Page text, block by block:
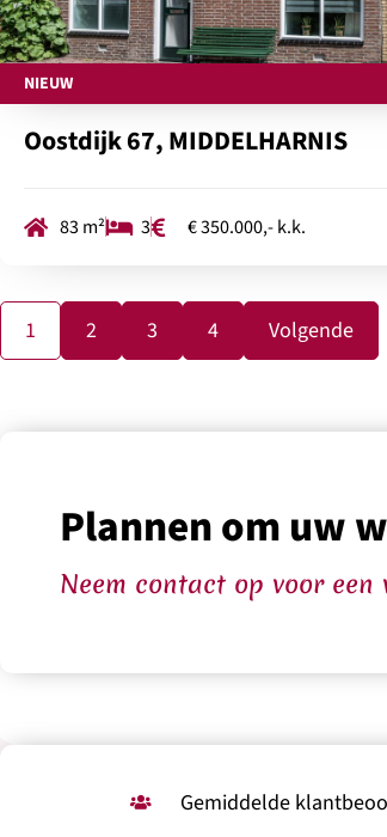
NIEUW
Oostdijk 67, MIDDELHARNIS
83 m² 3 € 350.000,- k.k.
1 2 3 4 Volgende
Plannen om uw
Neem contact op voor
Gemiddelde